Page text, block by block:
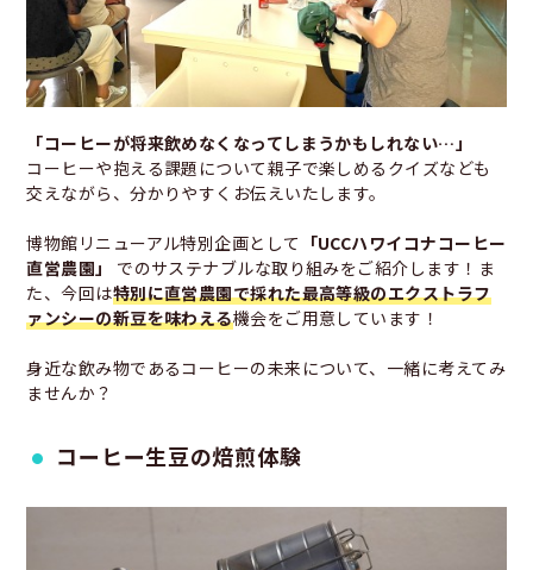
「コーヒーが将来飲めなくなってしまうかもしれない…」
コーヒーや抱える課題について親子で楽しめるクイズなども
交えながら、分かりやすくお伝えいたします。
博物館リニューアル特別企画として 「UCCハワイコナコーヒー
直営農園」
でのサステナブルな取り組みをご紹介します！ま
た、今回は特別に直営農園で採れた最高等級のエクストラフ
ァンシーの新豆を味わえる機会をご用意しています！
身近な飲み物であるコーヒーの未来について、一緒に考えてみ
ませんか？
コーヒー生豆の焙煎体験